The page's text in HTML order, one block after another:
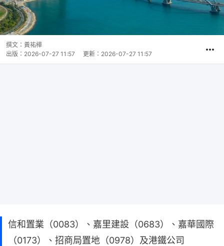
撰文： 黃祐樺
出版： 2026-07-27 11:57 更新： 2026-07-27 11:57
信和置業（0083）、嘉里建設（0683）、嘉華國際
（0173）、招商局置地（0978）及港鐵公司